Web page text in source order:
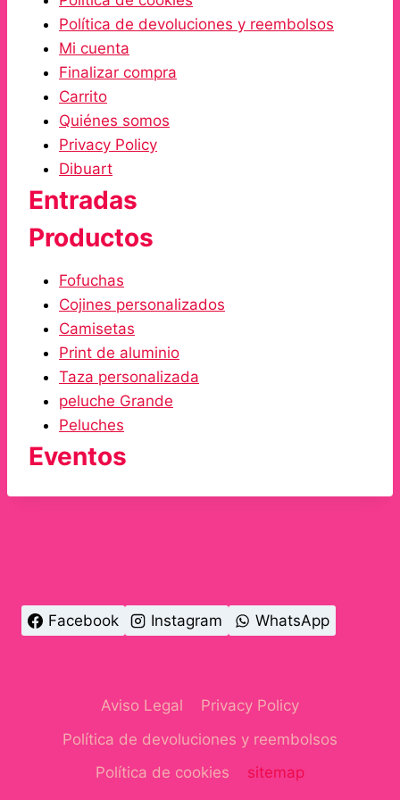
Política de devoluciones y reembolsos
Mi cuenta
Finalizar compra
Carrito
Quiénes somos
Privacy Policy
Dibuart
Entradas
Productos
Fofuchas
Cojines personalizados
Camisetas
Print de aluminio
Taza personalizada
peluche Grande
Peluches
Eventos
Facebook Instagram WhatsApp
Aviso Legal
Privacy Policy
Política de devoluciones y reembolsos
Política de cookies
sitemap